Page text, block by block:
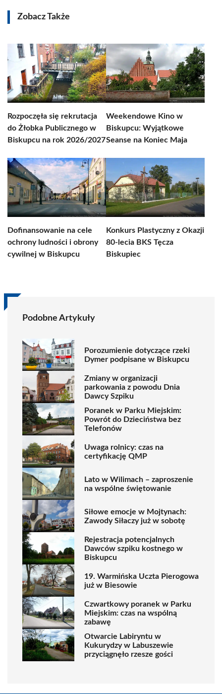
Zobacz Także
Rozpoczęła się rekrutacja
do Żłobka Publicznego w
Biskupcu na rok 2026/2027
Weekendowe Kino w
Biskupcu: Wyjątkowe
Seanse na Koniec Maja
Dofinansowanie na cele
ochrony ludności i obrony
cywilnej w Biskupcu
Konkurs Plastyczny z Okazji
80-lecia BKS Tęcza
Biskupiec
Podobne Artykuły
Porozumienie dotyczące rzeki
Dymer podpisane w Biskupcu
Zmiany w organizacji
parkowania z powodu Dnia
Dawcy Szpiku
Poranek w Parku Miejskim:
Powrót do Dzieciństwa bez
Telefonów
Uwaga rolnicy: czas na
certyfikację QMP
Lato w Wilimach – zaproszenie
na wspólne świętowanie
Siłowe emocje w Mojtynach:
Zawody Siłaczy już w sobotę
Rejestracja potencjalnych
Dawców szpiku kostnego w
Biskupcu
19. Warmińska Uczta Pierogowa
już w Biesowie
Czwartkowy poranek w Parku
Miejskim: czas na wspólną
zabawę
Otwarcie Labiryntu w
Kukurydzy w Labuszewie
przyciągnęło rzesze gości